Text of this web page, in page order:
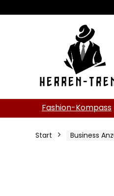
Fashion-Kompass
Start Business